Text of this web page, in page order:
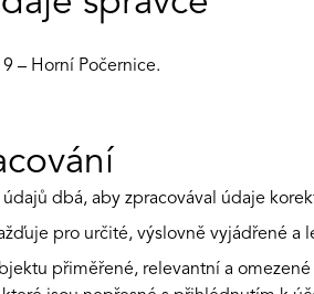
– Horní Počernice.
dbá, aby zpracovával údaje
pro určité, výslovně vyjádřené
přiměřené, relevantní a